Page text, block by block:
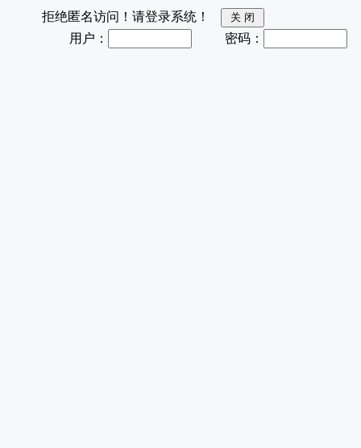
拒绝匿名访问！请登录系统！
用户：
密码：